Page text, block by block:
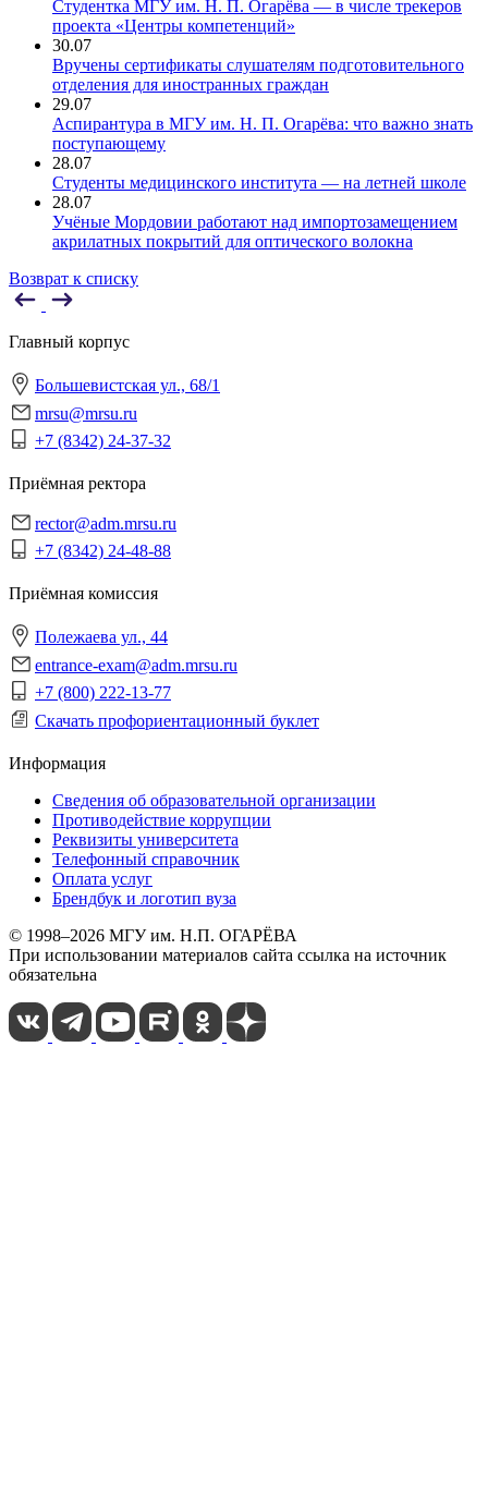
Студентка МГУ им. Н. П. Огарёва — в числе трекеров
проекта «Центры компетенций»
30.07
Вручены сертификаты слушателям подготовительного
отделения для иностранных граждан
29.07
Аспирантура в МГУ им. Н. П. Огарёва: что важно знать
поступающему
28.07
Студенты медицинского института — на летней школе
28.07
Учёные Мордовии работают над импортозамещением
акрилатных покрытий для оптического волокна
Возврат к списку
Главный корпус
Большевистская ул., 68/1
mrsu@mrsu.ru
+7 (8342) 24-37-32
Приёмная ректора
rector@adm.mrsu.ru
+7 (8342) 24-48-88
Приёмная комиссия
Полежаева ул., 44
entrance-exam@adm.mrsu.ru
+7 (800) 222-13-77
Скачать профориентационный буклет
Информация
Сведения об образовательной организации
Противодействие коррупции
Реквизиты университета
Телефонный справочник
Оплата услуг
Брендбук и логотип вуза
© 1998–2026 МГУ им. Н.П. ОГАРЁВА
При использовании материалов сайта ссылка на источник
обязательна